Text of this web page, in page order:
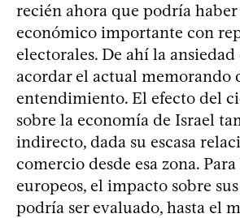
recién ahora que podría
económico importante con
electorales. De ahí la
acordar el actual memorando
entendimiento. El efecto del
sobre la economía de Israel
indirecto, dada su escasa
comercio desde esa zona. Para
europeos, el impacto sobre
podría ser evaluado, hasta el